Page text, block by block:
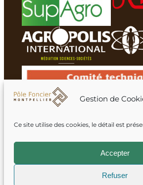
Gestion de
Ce site utilise des cookies, le détail est
Accepter
Refuser
Membres du réseau